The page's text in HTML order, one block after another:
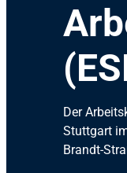
Der
Stuttgart
Brandt-